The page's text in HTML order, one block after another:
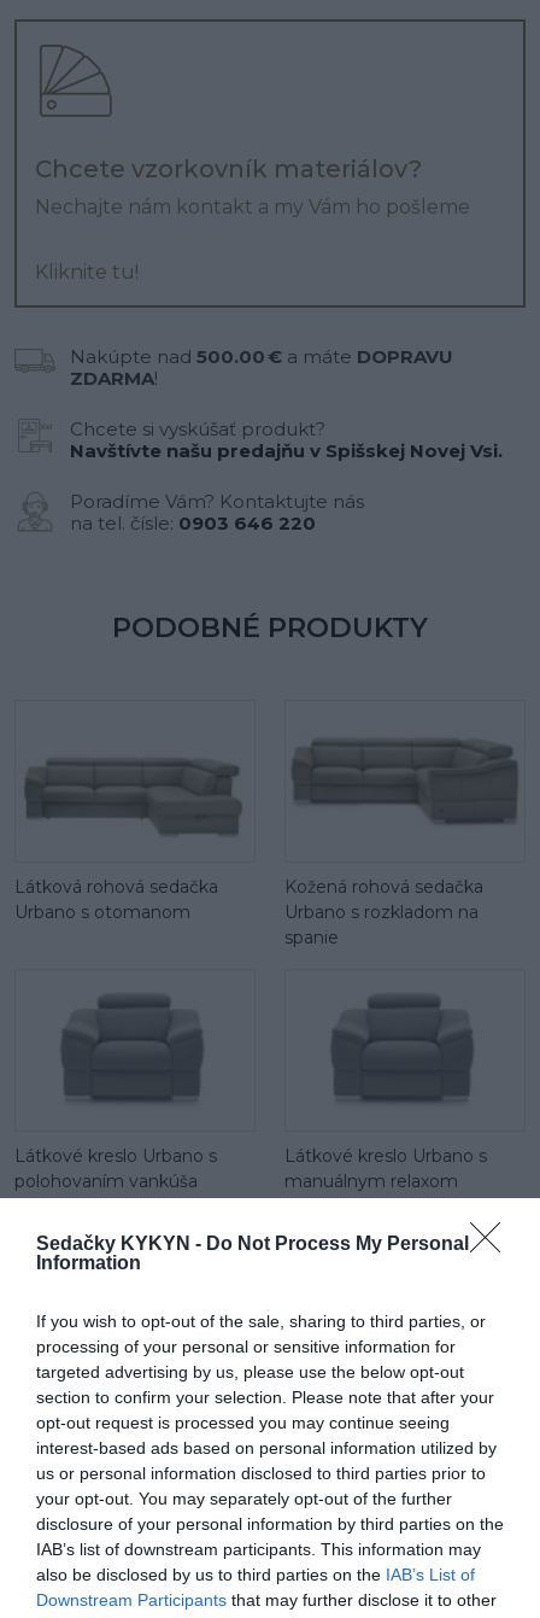
Sedačky KYKYN - Do Not Process My Personal
Information
If you wish to opt-out of the sale, sharing to third parties, or
processing of your personal or sensitive information for
targeted advertising by us, please use the below opt-out
section to confirm your selection. Please note that after your
opt-out request is processed you may continue seeing
interest-based ads based on personal information utilized by
us or personal information disclosed to third parties prior to
your opt-out. You may separately opt-out of the further
disclosure of your personal information by third parties on the
IAB’s list of downstream participants. This information may
also be disclosed by us to third parties on the IAB’s List of
Downstream Participants that may further disclose it to other
Chcete vzorkovník materiálov?
Nechajte nám kontakt a my Vám ho pošleme
Kliknite tu!
Nakúpte nad 500.00 € a máte DOPRAVU
ZDARMA!
Chcete si vyskúšať produkt?
Navštívte našu predajňu v Spišskej Novej Vsi.
Poradíme Vám? Kontaktujte nás
na tel. čísle: 0903 646 220
PODOBNÉ PRODUKTY
Látková rohová sedačka
Urbano s otomanom
Kožená rohová sedačka
Urbano s rozkladom na
spanie
Látkové kreslo Urbano s
polohovaním vankúša
Látkové kreslo Urbano s
manuálnym relaxom
Látková sedačka Urbano: 3
sed so spaním
Látková sedačka Urbano 2
sed s manuálnym relaxom
(2RF)
POPIS PRODUKTU
Vonkajší rozmer:287 x 346 x 198 cm